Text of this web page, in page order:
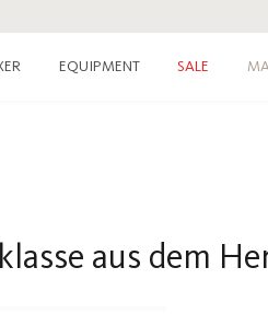
EQUIPMENT SALE
aus dem